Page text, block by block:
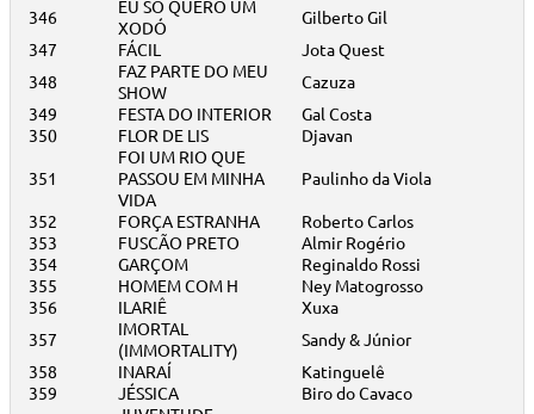
346
EU SÓ QUERO UM
XODÓ
Gilberto Gil
347
FÁCIL
Jota Quest
348
FAZ PARTE DO MEU
SHOW
Cazuza
349
FESTA DO INTERIOR
Gal Costa
350
FLOR DE LIS
Djavan
351
FOI UM RIO QUE
PASSOU EM MINHA
VIDA
Paulinho da Viola
352
FORÇA ESTRANHA
Roberto Carlos
353
FUSCÃO PRETO
Almir Rogério
354
GARÇOM
Reginaldo Rossi
355
HOMEM COM H
Ney Matogrosso
356
ILARIÊ
Xuxa
357
IMORTAL
(IMMORTALITY)
Sandy & Júnior
358
INARAÍ
Katinguelê
359
JÉSSICA
Biro do Cavaco